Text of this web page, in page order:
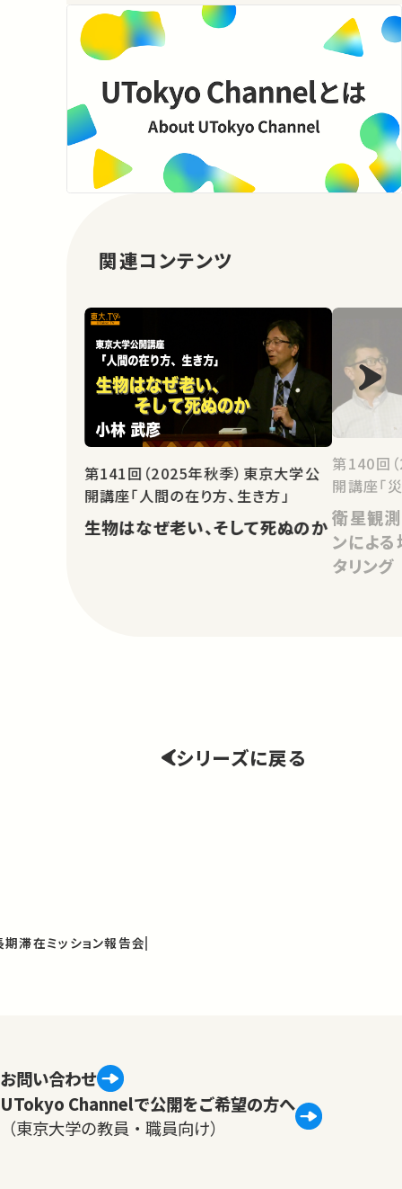
関連コンテンツ
第141回（2025年秋季）東京大学公
開講座「人間の在り方、生き方」
生物はなぜ老い、そして死ぬのか
第140回
開講座「
衛星観
ンによ
タリング
シリーズに戻る
滞在ミッション報告会
お問い合わせ
UTokyo Channelで公開をご希望の方へ
（東京大学の教員・職員向け）